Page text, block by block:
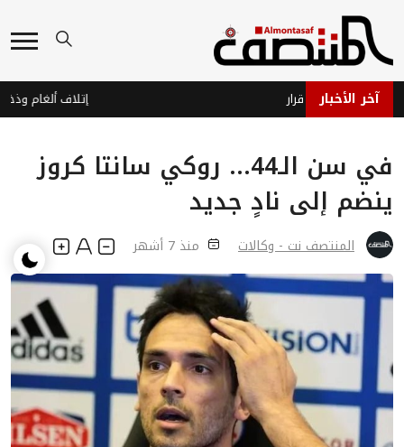
آخر الأخبار
وحرب بلا قرار
في سن الـ44... روكي سانتا كروز
ينضم إلى نادٍ جديد
المنتصف نت - وكالات منذ 7 أشهر